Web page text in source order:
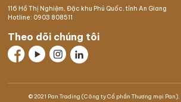
116 Hồ Thị Nghiệm, Đặc khu Phú Quốc, tỉnh An Giang
Hotline: 0903 808511
Theo dõi chúng tôi
© 2021 Pan Trading (Công ty Cổ phần Thương mại